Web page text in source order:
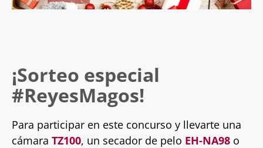
¡Sorteo especial
#ReyesMagos!
Para participar en este concurso y llevarte una
cámara TZ100, un secador de pelo EH-NA98 o